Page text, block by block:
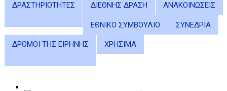
ΔΡΑΣΤΗΡΙΟΤΗΤΕΣ ΔΙΕΘΝΗΣ ΔΡΑΣΗ ΑΝΑΚΟΙΝΩΣΕΙΣ
ΕΘΝΙΚΟ ΣΥΜΒΟΥΛΙΟ ΣΥΝΕΔΡΙΑ
ΔΡΟΜΟΙ ΤΗΣ ΕΙΡΗΝΗΣ ΧΡΗΣΙΜΑ